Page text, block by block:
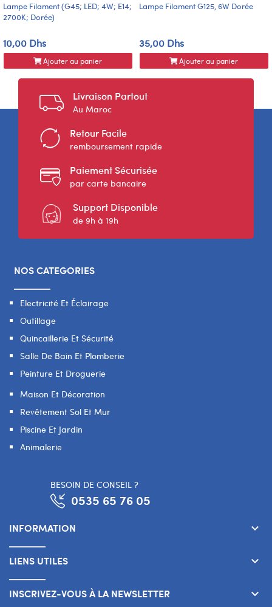
Lampe Filament (G45; LED; 4W; E14;
2700K; Dorée)
10,00 Dhs
Ajouter au panier
Lampe Filament G125, 6W Dorée
35,00 Dhs
Ajouter au panier
Livraison Partout
Au Maroc
Retour Facile
remboursement rapide
Paiement Sécurisée
par carte bancaire
Support Disponible
de 9h à 19h
NOS CATEGORIES
Electricité Et Éclairage
Outillage
Quincaillerie Et Sécurité
Salle De Bain Et Plomberie
Peinture Et Droguerie
Maison Et Décoration
Revêtement Sol Et Mur
Piscine Et Jardin
Animalerie
BESOIN DE CONSEIL ?
0535 65 76 05
INFORMATION keyboard_arrow_down
LIENS UTILES keyboard_arrow_down
INSCRIVEZ-VOUS À LA NEWSLETTER keyboard_arrow_down